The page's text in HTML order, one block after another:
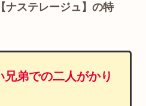
ナステレージュ】の特
弟での二人がかり